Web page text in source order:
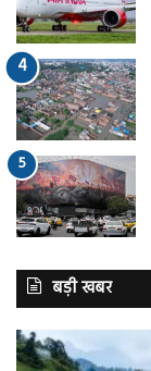
बड़ी खबर